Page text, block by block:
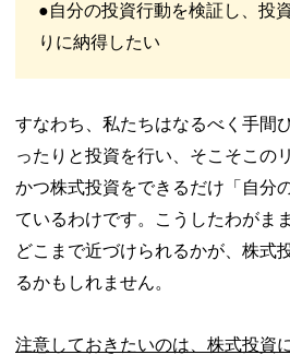
●自分の投資行動を検証し、投
りに納得したい
すなわち、私たちはなるべく手間
ったりと投資を行い、そこそこの
かつ株式投資をできるだけ「自分
ているわけです。こうしたわがま
どこまで近づけられるかが、株式
るかもしれません。
注意しておきたいのは、株式投資